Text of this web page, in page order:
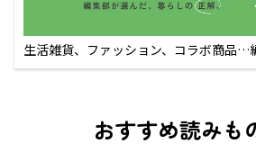
生活雑貨、ファッション、コラボ商品…
えるECサイト
おすすめ読みも